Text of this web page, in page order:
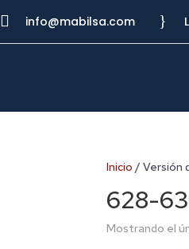
 info@mabilsa.com }
Inicio / Versión
628-
Mostrando el